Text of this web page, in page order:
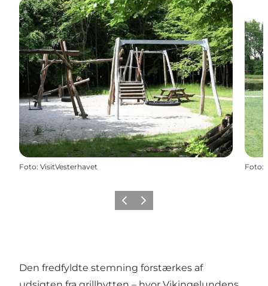
Foto: VisitVesterhavet Foto:
ForrigeNæste
Den fredfyldte stemning forstærkes af